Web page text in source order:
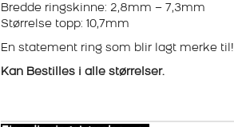
Bredde ringskinne: 2,8mm – 7,3mm
Størrelse topp: 10,7mm
En statement ring som blir lagt merke til!
Kan Bestilles i alle størrelser.